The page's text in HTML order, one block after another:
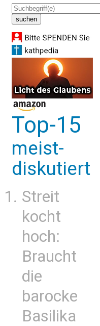
Top-15
meist-
diskutiert
Streit
kocht
hoch:
Braucht
die
barocke
Basilika